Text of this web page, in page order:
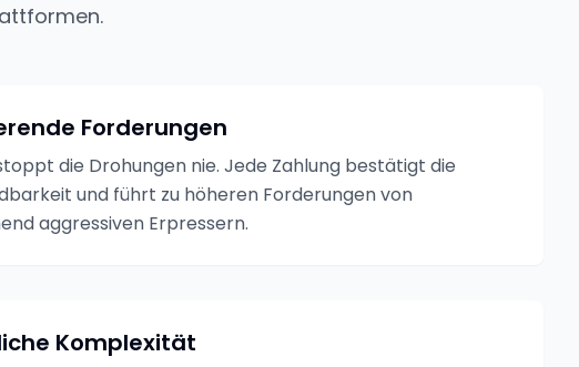
Forderungen
die Drohungen nie. Jede Zahlung bestätigt die
und führt zu höheren Forderungen von
aggressiven Erpressern.
Komplexität